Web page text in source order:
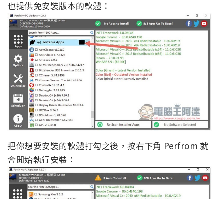
也提供免安裝版本的軟體：
把你想要安裝的軟體打勾之後，按右下角 Perfrom 就
會開始執行安裝：